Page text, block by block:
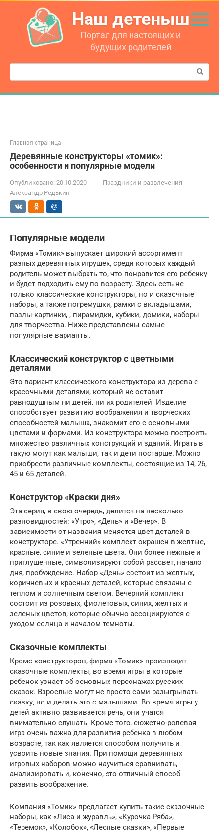
Перейти
контенту
Наш детеныш
Портал для настоящих и
будущих родителей
Поиск:
Главная страница
Деревянные конструкторы «томик»:
особенности и популярные модели
Опубликовано: 20.10.2020
Праздники и развлечения
Александр Редькин
Популярные модели
Фирма «Томик» выпускает широкий ассортимент
разных деревянных игрушек, среди которых каждый
родитель может выбрать то, что понравится его ребенку
и будет подходить ему по возрасту. Здесь есть не
только классические конструкторы, но и сказочные
наборы, а также погремушки, рамки с вкладышами,
пазлы-картинки, , пирамидки, кубики, домики, наборы
для творчества. Ниже представлены самые
популярные варианты.
Классический конструктор с цветными
деталями
Это вариант классического конструктора из дерева с
красочными деталями, который не оставит
равнодушным ни детей, ни их родителей. Изделие
способствует развитию воображения и творческих
способностей малыша, знакомит его с основными
цветами и формами. Из конструктора можно построить
множество различных конструкций и зданий. Играть в
такую могут как малыши, так и дети постарше. Можно
приобрести различные комплекты, состоящие из 14, 26,
45 и 65 деталей.
Конструктор «Краски дня»
Эта серия, в свою очередь, делится на несколько
разновидностей: «Утро», «День» и «Вечер». В
зависимости от названия меняется цвет деталей в
конструкторе. «Утренний» комплект окрашен в желтые,
красные, синие и зеленые цвета. Они более нежные и
приглушенные, символизируют собой рассвет, начало
дня, пробуждение. Набор «День» состоит из желтых,
коричневых и красных деталей, которые связаны с
теплом и солнечным светом. Вечерний комплект
состоит из розовых, фиолетовых, синих, желтых и
зеленых цветов, которые обычно ассоциируются с
уходом солнца и началом темноты.
Сказочные комплекты
Кроме конструкторов, фирма «Томик» производит
сказочные комплекты, во время игры в которые
ребенок узнает об основных персонажах русских
сказок. Взрослые могут не просто сами разыгрывать
сказку, но и делать это с малышами. Во время игры у
детей активно развивается речь, они учатся
внимательно слушать. Кроме того, сюжетно-ролевая
игра очень важна для развития ребенка в любом
возрасте, так как является способом получить и
усвоить новые знания. При помощи деревянных
игровых наборов можно научиться сравнивать,
анализировать и, конечно, это отличный способ
развить воображение.
Компания «Томик» предлагает купить такие сказочные
наборы, как «Лиса и журавль», «Курочка Ряба»,
«Теремок», «Колобок», «Лесные сказки», «Первые